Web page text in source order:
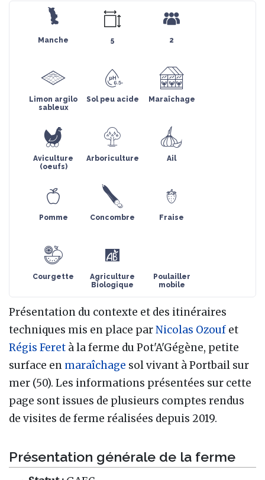
Manche 5 2
Limon argilo
sableux
Sol peu acide Maraîchage
Aviculture
(oeufs)
Arboriculture Ail
Pomme Concombre Fraise
Courgette
Agriculture
Biologique
Poulailler
mobile
Présentation du contexte et des itinéraires
techniques mis en place parNicolas Ozouf et
Régis Feret à la ferme du Pot'A'Gégène, petite
surface en maraîchage sol vivant à Portbail sur
mer (50). Les informations présentées sur cette
page sont issues de plusieurs comptes rendus
de visites de ferme réalisées depuis 2019.
Présentation générale de la ferme